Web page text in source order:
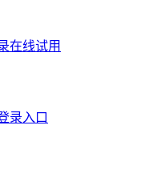
在线试用
录入口